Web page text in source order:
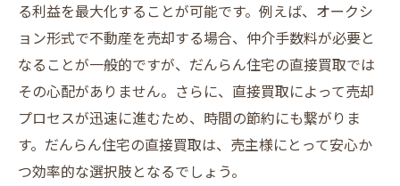
る利益を最大化することが可能です。例えば、オークシ
ョン形式で不動産を売却する場合、仲介手数料が必要と
なることが一般的ですが、だんらん住宅の直接買取では
その心配がありません。さらに、直接買取によって売却
プロセスが迅速に進むため、時間の節約にも繋がりま
す。だんらん住宅の直接買取は、売主様にとって安心か
つ効率的な選択肢となるでしょう。